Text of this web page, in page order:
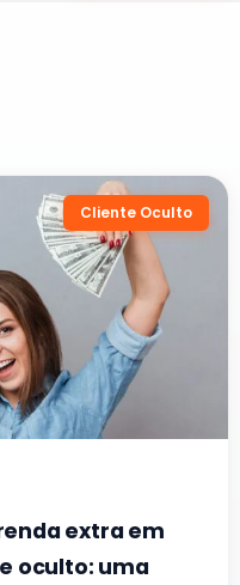
Cliente Oculto
extra em
oculto: uma